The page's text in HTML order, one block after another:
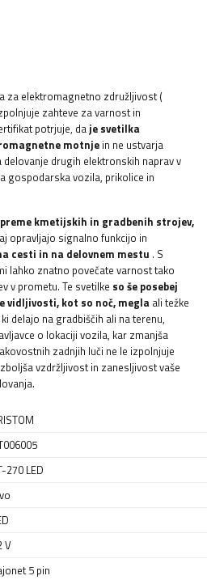
za elektromagnetno združljivost (
zahteve za varnost in
potrjuje, daje svetilka
motnje in ne ustvarja
delovanje drugih elektronskih naprav v
gospodarska vozila, prikolice in
kmetijskih in gradbenih strojev,
opravljajo signalno funkcijo in
cesti in na delovnem mestu . S
lahko znatno povečate varnost tako
v prometu. Te svetilke so še posebej
vidljivosti, kot so noč, megla ali težke
delajo na gradbiščih ali na terenu,
o lokaciji vozila, kar zmanjša
zadnjih luči ne le izpolnjuje
vzdržljivost in zanesljivost vaše
270 LED
V
5 pin